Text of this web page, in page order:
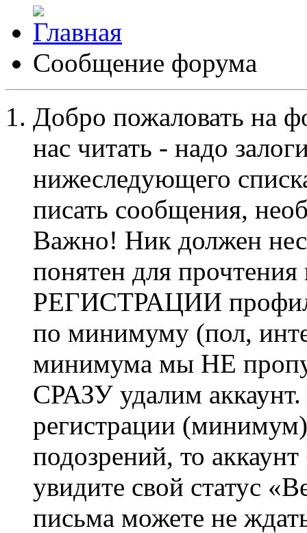
Сообщение форума
Добро пожаловать на
нас читать - надо
нижеследующего
писать сообщения,
Важно! Ник должен
понятен для
РЕГИСТРАЦИИ профиль
по минимуму (пол,
минимума мы НЕ
СРАЗУ удалим
регистрации
подозрений, то
увидите свой статус
письма можете не